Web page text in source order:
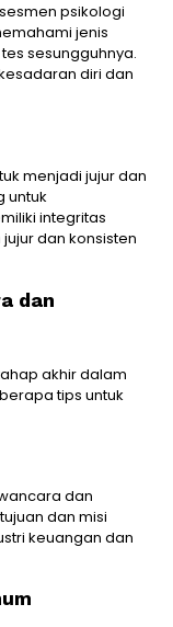
psikologi
jenis
sesungguhnya.
diri dan
menjadi jujur dan
untuk
integritas
​​dan konsisten
dan
akhir dalam
tips untuk
dan
dan misi
keuangan dan